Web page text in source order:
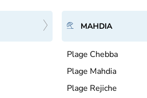
MAHDIA
Plage Chebba
Plage Mahdia
Plage Rejiche